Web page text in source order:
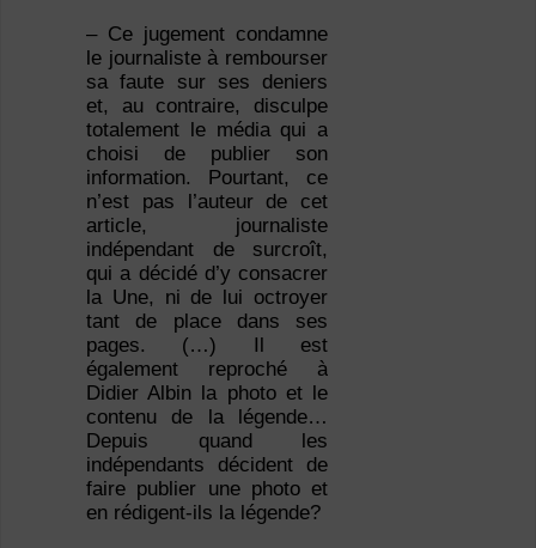
– Ce jugement condamne
le journaliste à rembourser
sa faute sur ses deniers
et, au contraire, disculpe
totalement le média qui a
choisi de publier son
information. Pourtant, ce
n’est pas l’auteur de cet
article, journaliste
indépendant de surcroît,
qui a décidé d’y consacrer
la Une, ni de lui octroyer
tant de place dans ses
pages. (…) Il est
également reproché à
Didier Albin la photo et le
contenu de la légende…
Depuis quand les
indépendants décident de
faire publier une photo et
en rédigent-ils la légende?